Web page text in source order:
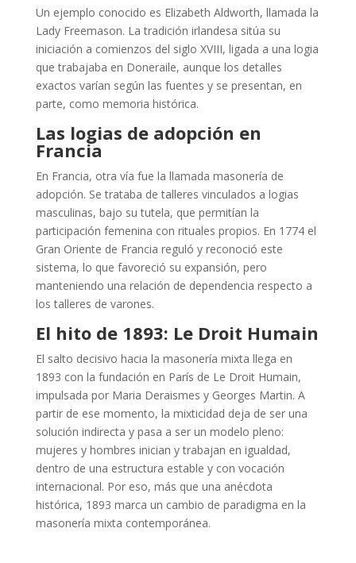
Un ejemplo conocido es Elizabeth Aldworth, llamada la
Lady Freemason. La tradición irlandesa sitúa su
iniciación a comienzos del siglo XVIII, ligada a una logia
que trabajaba en Doneraile, aunque los detalles
exactos varían según las fuentes y se presentan, en
parte, como memoria histórica.
Las logias de adopción en
Francia
En Francia, otra vía fue la llamada masonería de
adopción. Se trataba de talleres vinculados a logias
masculinas, bajo su tutela, que permitían la
participación femenina con rituales propios. En 1774 el
Gran Oriente de Francia reguló y reconoció este
sistema, lo que favoreció su expansión, pero
manteniendo una relación de dependencia respecto a
los talleres de varones.
El hito de 1893: Le Droit Humain
El salto decisivo hacia la masonería mixta llega en
1893 con la fundación en París de Le Droit Humain,
impulsada por Maria Deraismes y Georges Martin. A
partir de ese momento, la mixticidad deja de ser una
solución indirecta y pasa a ser un modelo pleno:
mujeres y hombres inician y trabajan en igualdad,
dentro de una estructura estable y con vocación
internacional. Por eso, más que una anécdota
histórica, 1893 marca un cambio de paradigma en la
masonería mixta contemporánea.